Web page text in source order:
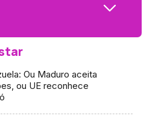
Ou Maduro aceita
ou UE reconhece